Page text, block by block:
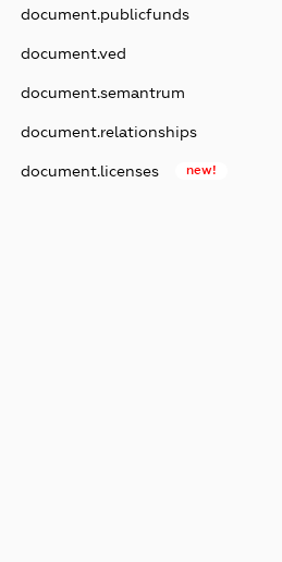
document.publicfunds
document.ved
document.semantrum
document.relationships
document.licenses new!